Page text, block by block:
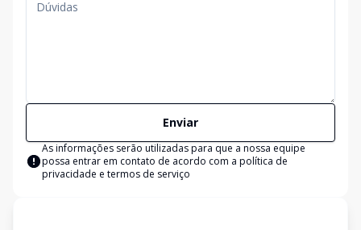
Enviar
As informações serão utilizadas para que a nossa equipe
possa entrar em contato de acordo com a política de
privacidade e termos de serviço